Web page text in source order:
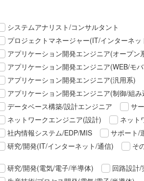
システムアナリスト/コンサルタント
プロジェクトマネージャー(IT/インターネッ
アプリケーション開発エンジニア(オープン
アプリケーション開発エンジニア(WEB/モ
アプリケーション開発エンジニア(汎用系)
アプリケーション開発エンジニア(制御/組み
データベース構築/設計エンジニア
サ
ネットワークエンジニア(設計)
ネット
社内情報システム/EDP/MIS
サポート/
研究/開発(IT/インターネット/通信)
そ
研究/開発(電気/電子/半導体)
回路設計